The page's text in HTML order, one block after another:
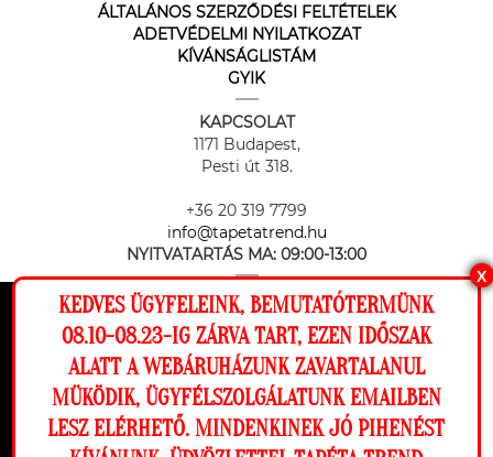
Ez a weboldal cookie-kat használ, hogy a
lehető legjobb élményt nyújtsa honlapunkon.
Beállítások
Elutasítom Engedélyezem
ÁLTALÁNOS SZERZŐDÉSI FELTÉTELEK
ADETVÉDELMI NYILATKOZAT
KÍVÁNSÁGLISTÁM
GYIK
KAPCSOLAT
1171 Budapest,
Pesti út 318.
+36 20 319 7799
info@tapetatrend.hu
NYITVATARTÁS MA: 09:00-13:00
Az online fizetést a Barion Payment Zrt. biztosítja, MNB engedély
száma: H-EN-I-1064/2013
X
KEDVES ÜGYFELEINK, BEMUTATÓTERMÜNK
08.10-08.23-IG ZÁRVA TART, EZEN IDŐSZAK
ALATT A WEBÁRUHÁZUNK ZAVARTALANUL
MÜKÖDIK, ÜGYFÉLSZOLGÁLATUNK EMAILBEN
LESZ ELÉRHETŐ. MINDENKINEK JÓ PIHENÉST